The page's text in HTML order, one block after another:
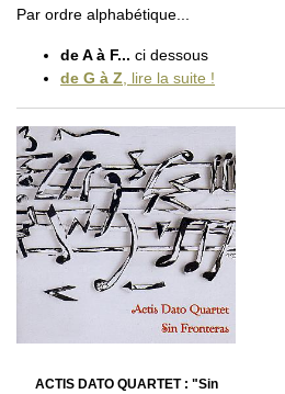
Par ordre alphabétique...
de A à F... ci dessous
de G à Z , lire la suite !
ACTIS DATO QUARTET : "Sin